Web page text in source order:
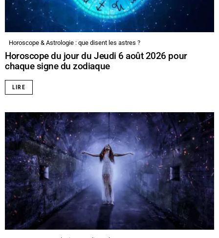
Horoscope & Astrologie : que disent les astres ?
Horoscope du jour du Jeudi 6 août 2026 pour
chaque signe du zodiaque
LIRE